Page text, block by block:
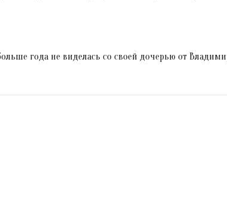
года не виделась со своей дочерью от